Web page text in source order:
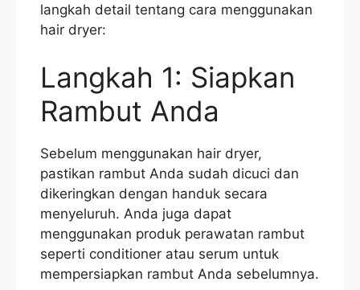
langkah detail tentang cara menggunakan
hair dryer:
Langkah 1: Siapkan
Rambut Anda
Sebelum menggunakan hair dryer,
pastikan rambut Anda sudah dicuci dan
dikeringkan dengan handuk secara
menyeluruh. Anda juga dapat
menggunakan produk perawatan rambut
seperti conditioner atau serum untuk
mempersiapkan rambut Anda sebelumnya.